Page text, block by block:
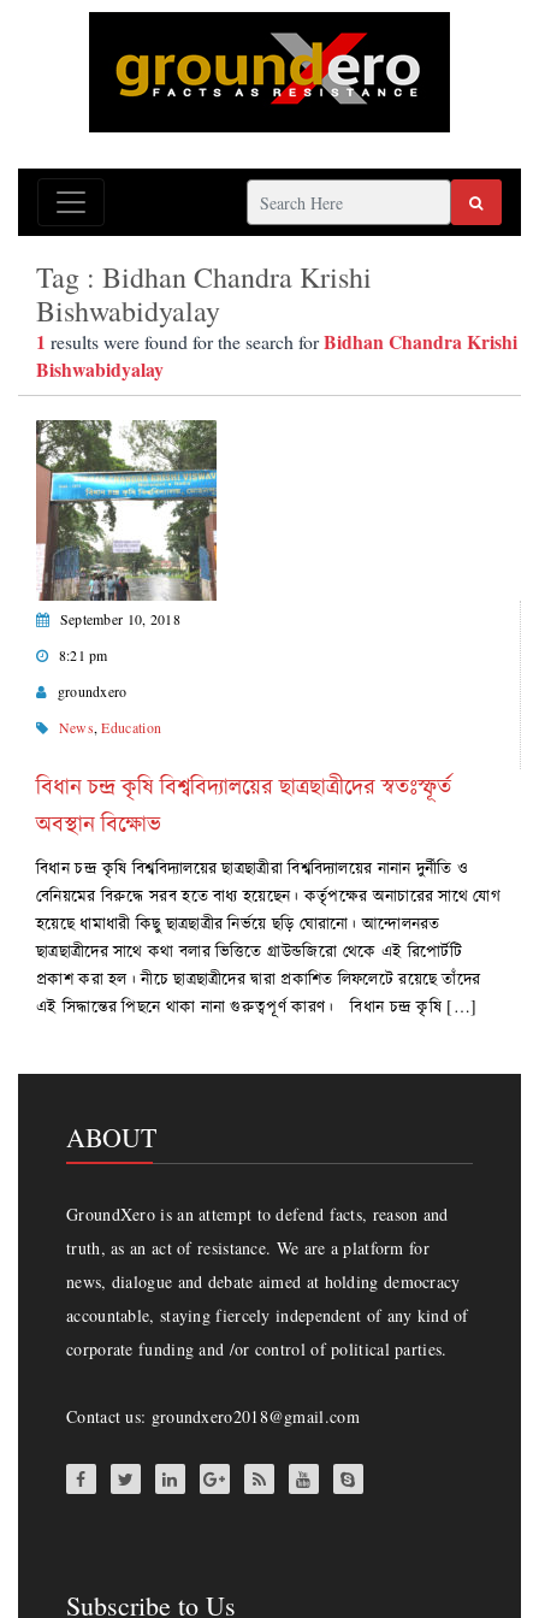
Tag : Bidhan Chandra Krishi
Bishwabidyalay
1 results were found for the search forBidhan Chandra Krishi
Bishwabidyalay
September 10, 2018
8:21 pm
groundxero
News,Education
বিধান চন্দ্র কৃষি বিশ্ববিদ্যালয়ের ছাত্রছাত্রীদের স্বতঃস্ফূর্ত
অবস্থান বিক্ষোভ
বিধান চন্দ্র কৃষি বিশ্ববিদ্যালয়ের ছাত্রছাত্রীরা বিশ্ববিদ্যালয়ের নানান দুর্নীতি ও
বেনিয়মের বিরুদ্ধে সরব হতে বাধ্য হয়েছেন। কর্তৃপক্ষের অনাচারের সাথে যোগ
হয়েছে ধামাধারী কিছু ছাত্রছাত্রীর নির্ভয়ে ছড়ি ঘোরানো। আন্দোলনরত
ছাত্রছাত্রীদের সাথে কথা বলার ভিত্তিতে গ্রাউন্ডজিরো থেকে এই রিপোর্টটি
প্রকাশ করা হল। নীচে ছাত্রছাত্রীদের দ্বারা প্রকাশিত লিফলেটে রয়েছে তাঁদের
এই সিদ্ধান্তের পিছনে থাকা নানা গুরুত্বপূর্ণ কারণ। বিধান চন্দ্র কৃষি […]
ABOUT
GroundXero is an attempt to defend facts, reason and
truth, as an act of resistance. We are a platform for
news, dialogue and debate aimed at holding democracy
accountable, staying fiercely independent of any kind of
corporate funding and /or control of political parties.
Contact us: groundxero2018@gmail.com
Subscribe to Us